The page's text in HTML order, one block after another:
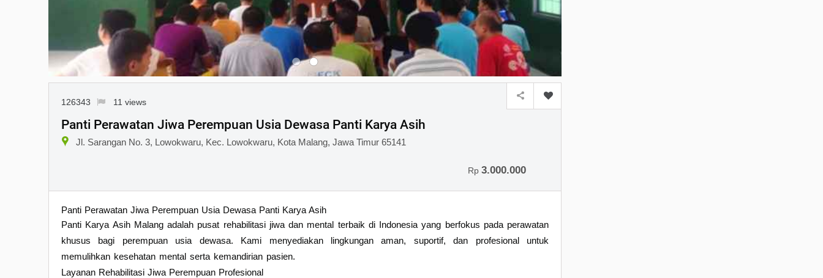
126343 11 views
Panti Perawatan Jiwa Perempuan Usia Dewasa Panti Karya Asih
Jl. Sarangan No. 3, Lowokwaru, Kec. Lowokwaru, Kota Malang, Jawa Timur 65141
Rp 3.000.000
Panti Perawatan Jiwa Perempuan Usia Dewasa Panti Karya Asih
Panti Karya Asih Malang adalah pusat rehabilitasi jiwa dan mental terbaik di Indonesia yang berfokus pada perawatan
khusus bagi perempuan usia dewasa. Kami menyediakan lingkungan aman, suportif, dan profesional untuk
memulihkan kesehatan mental serta kemandirian pasien.
Layanan Rehabilitasi Jiwa Perempuan Profesional